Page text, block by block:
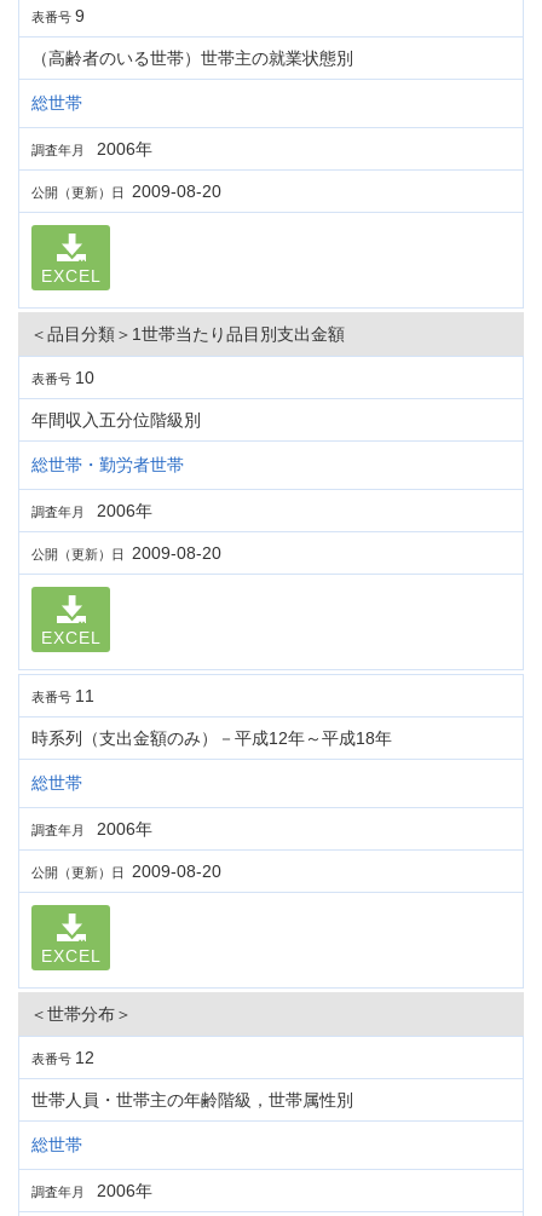
表番号 9
（高齢者のいる世帯）世帯主の就業状態別
総世帯
調査年月 2006年
公開（更新）日 2009-08-20
EXCEL
＜品目分類＞1世帯当たり品目別支出金額
表番号 10
年間収入五分位階級別
総世帯・勤労者世帯
調査年月 2006年
公開（更新）日 2009-08-20
EXCEL
表番号 11
時系列（支出金額のみ）－平成12年～平成18年
総世帯
調査年月 2006年
公開（更新）日 2009-08-20
EXCEL
＜世帯分布＞
表番号 12
世帯人員・世帯主の年齢階級，世帯属性別
総世帯
調査年月 2006年